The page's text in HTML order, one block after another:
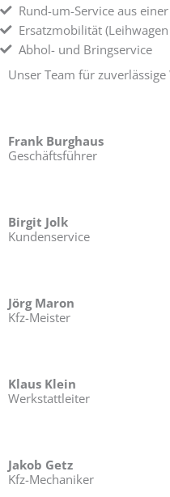
Rund-um-Service aus
Ersatzmobilität
Abhol- und Bringservice
Unser Team für
Frank Burghaus
Geschäftsführer
Birgit Jolk
Kundenservice
Jörg Maron
Kfz-Meister
Klaus Klein
Werkstattleiter
Jakob Getz
Kfz-Mechaniker